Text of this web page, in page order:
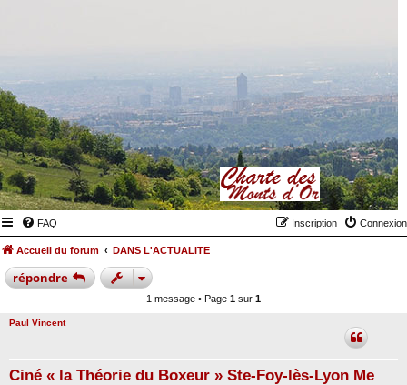
FAQ Connexion
Inscription
Accueil du forum DANS L'ACTUALITE
répondre
1 message • Page 1 sur 1
Paul Vincent
Ciné « la Théorie du Boxeur » Ste-Foy-lès-Lyon Me